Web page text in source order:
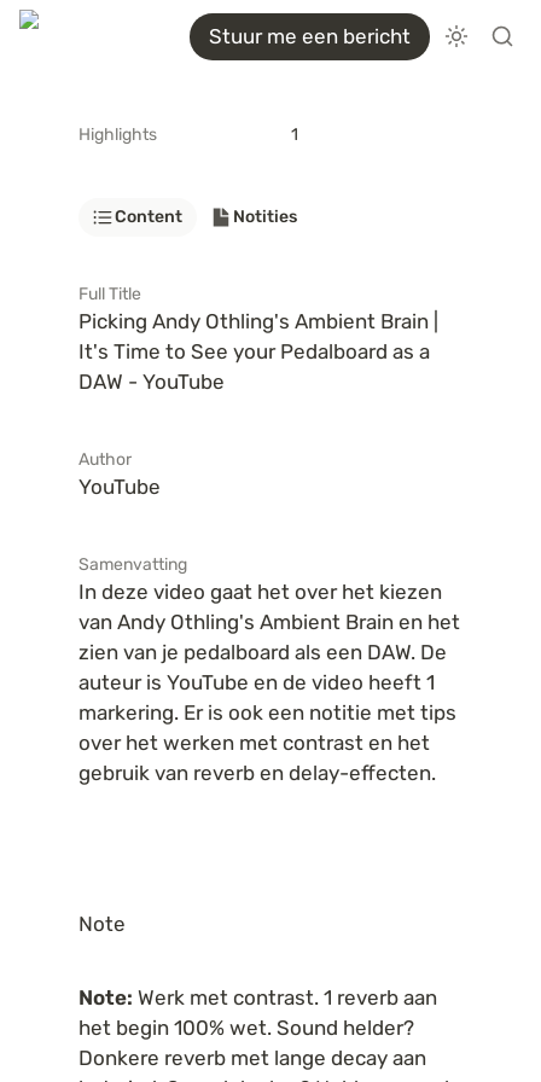
Stuur me een bericht
Highlights 1
Content Notities
Full Title
Picking Andy Othling's Ambient Brain |
It's Time to See your Pedalboard as a
DAW - YouTube
Author
YouTube
Samenvatting
In deze video gaat het over het kiezen
van Andy Othling's Ambient Brain en het
zien van je pedalboard als een DAW. De
auteur is YouTube en de video heeft 1
markering. Er is ook een notitie met tips
over het werken met contrast en het
gebruik van reverb en delay-effecten.
Note
Note: Werk met contrast. 1 reverb aan
het begin 100% wet. Sound helder?
Donkere reverb met lange decay aan